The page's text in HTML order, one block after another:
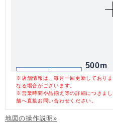
500m
※店舗情報は、毎月一回更新しており
なる場合がございます。
※営業時間や品揃え等の詳細につきま
舗へ直接お問い合わせください。
地図の操作説明»